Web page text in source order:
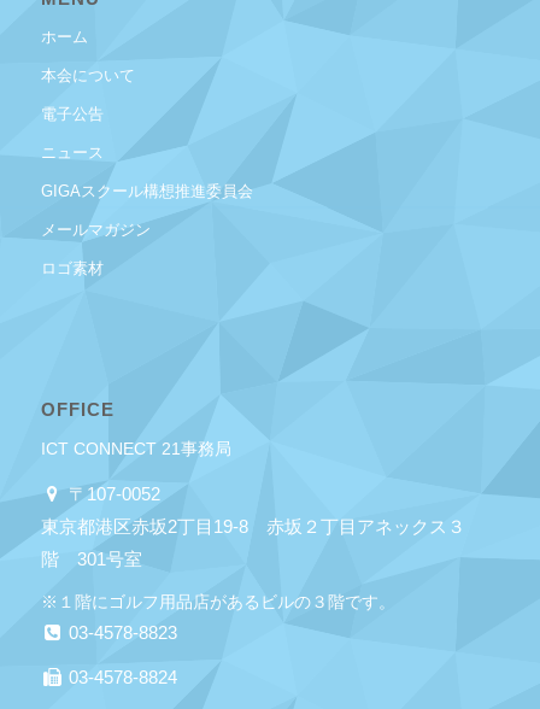
ホーム
本会について
電子公告
ニュース
GIGAスクール構想推進委員会
メールマガジン
ロゴ素材
OFFICE
ICT CONNECT 21事務局
〒107-0052
東京都港区赤坂2丁目19-8 赤坂２丁目アネックス３
階 301号室
※１階にゴルフ用品店があるビルの３階です。
03-4578-8823
03-4578-8824